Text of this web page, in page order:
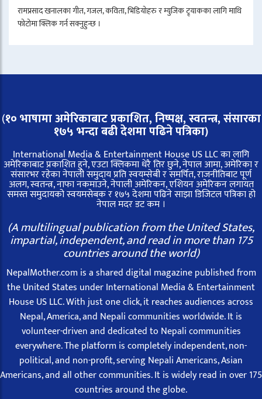
रामप्रसाद खनालका गीत, गजल, कविता, भिडियोहरु र म्युजिक ट्र्याकका लागि माथि
फोटोमा क्लिक गर्न सक्नुहुन्छ ।
(१० भाषामा अमेरिकाबाट प्रकाशित, निष्पक्ष, स्वतन्त्र,संसारका
१७५ भन्दा बढी देशमा पढिने पत्रिका)
International Media & Entertainment House US LLC का लागि
अमेरिकाबाट प्रकाशित हुने, एउटा क्लिकमा धेरै तिर छुने, नेपाल आमा, अमेरिका र
संसारभर रहेका नेपाली समुदाय प्रति स्वयम्सेबी र समर्पित, राजनीतिबाट पूर्ण
अलग, स्वतन्त्र, नाफा नकमाउने, नेपाली अमेरिकन, एशियन अमेरिकन लगायत
समस्त समुदायको स्वयमसेबक र १७५ देशमा पढिने साझा डिजिटल पत्रिका हो
नेपाल मदर डट कम ।
(A multilingual publication from the United States,
impartial, independent, and read in more than 175
countries around the world)
NepalMother.com is a shared digital magazine published from
the United States under International Media & Entertainment
House US LLC. With just one click, it reaches audiences across
Nepal, America, and Nepali communities worldwide. It is
volunteer-driven and dedicated to Nepali communities
everywhere. The platform is completely independent, non-
political, and non-profit, serving Nepali Americans, Asian
Americans, and all other communities. It is widely read in over 175
countries around the globe.